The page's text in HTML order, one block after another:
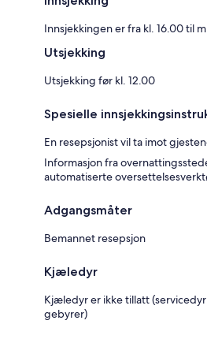
Innsjekkingen er fra kl. 16.00 til
Utsjekking
Utsjekking før kl. 12.00
Spesielle
En resepsjonist vil ta imot
Informasjon fra
automatiserte
Adgangsmåter
Bemannet resepsjon
Kjæledyr
Kjæledyr er ikke tillatt
gebyrer)